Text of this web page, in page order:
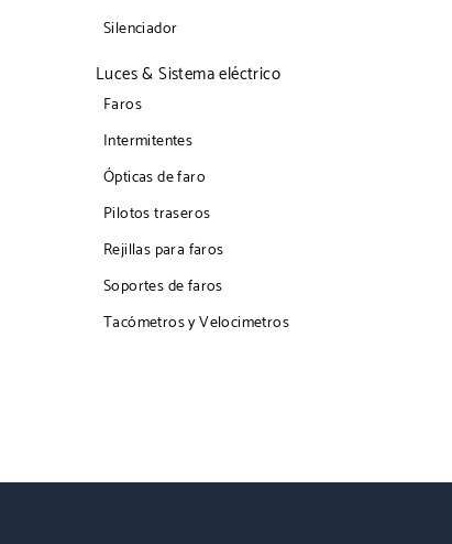
Silenciador
Luces & Sistema eléctrico
Faros
Intermitentes
Ópticas de faro
Pilotos traseros
Rejillas para faros
Soportes de faros
Tacómetros y Velocimetros